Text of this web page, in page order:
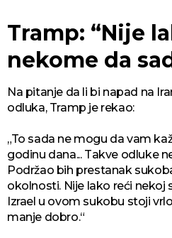
Tramp: “Nije
nekome da
Na pitanje da li bi napad na
odluka, Tramp je rekao:
„To sada ne mogu da vam
godinu dana... Takve odluke
Podržao bih prestanak
okolnosti. Nije lako reći nekoj
Izrael u ovom sukobu stoji
manje dobro.“